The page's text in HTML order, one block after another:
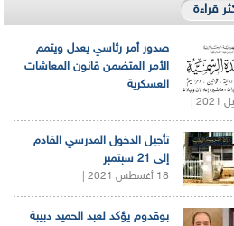
قراءة
صدور أمر رئاسي يعدل ويتمم
الأمر المتضمن قانون المعاشات
العسكرية
تأجيل الدخول المدرسي القادم
إلى 21 سبتمبر
18 أغسطس 2021 |
بوقدوم يؤكد لعبد الحميد دبيبة